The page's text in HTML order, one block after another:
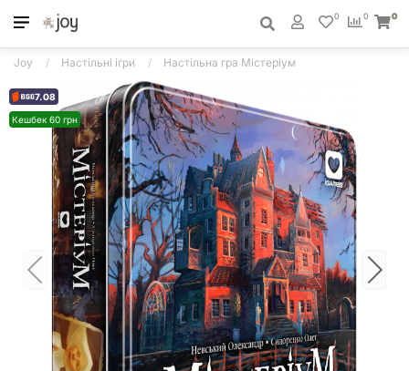
0
0 0
Joy Настільні ігри Настільна гра Містеріум
7.08
Кешбек 60 грн